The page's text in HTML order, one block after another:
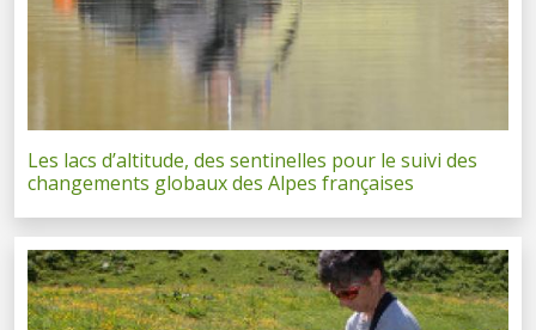
Les lacs d’altitude, des sentinelles pour le suivi des
changements globaux des Alpes françaises